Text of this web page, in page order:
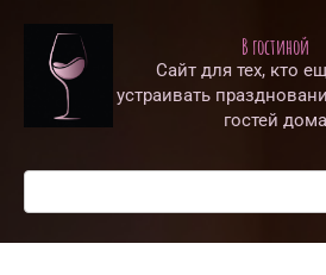
контенту
В гостиной
Сайт для тех, кто
устраивать
гостей дома
Поиск: